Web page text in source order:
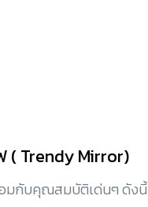
( Trendy Mirror)
อมกับคุณสมบัติเด่นๆ ดังนี้